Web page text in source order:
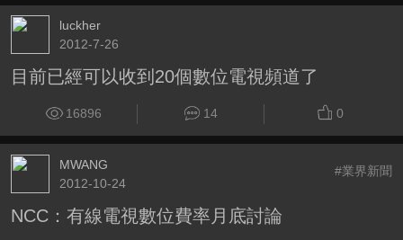
luckher
2012-7-26
目前已經可以收到20個數位電視頻道了
16896 14 0
MWANG
2012-10-24
#業界新聞
NCC：有線電視數位費率月底討論